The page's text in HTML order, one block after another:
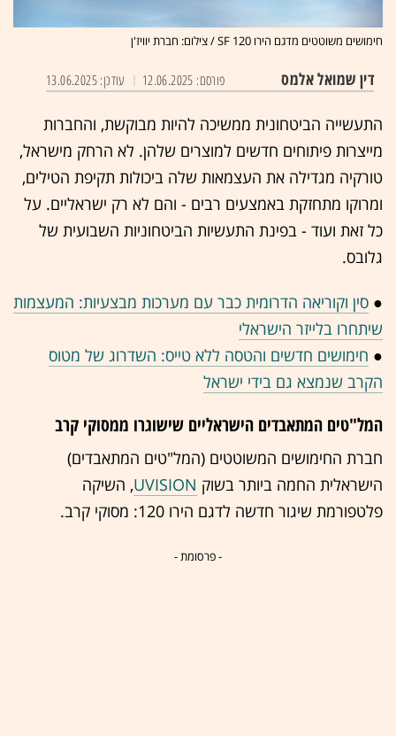
חימושים משוטטים מדגם הירו 120 SF / צילום: חברת יוויז'ן
דין שמואל אלמס עודכן: 13.06.2025 פורסם: 12.06.2025
התעשייה הביטחונית ממשיכה להיות מבוקשת, והחברות
מייצרות פיתוחים חדשים למוצרים שלהן. לא הרחק מישראל,
טורקיה מגדילה את העצמאות שלה ביכולות תקיפת הטילים,
ומרוקו מתחזקת באמצעים רבים - והם לא רק ישראליים. על
כל זאת ועוד - בפינת התעשיות הביטחוניות השבועית של
גלובס.
● סין וקוריאה הדרומית כבר עם מערכות מבצעיות: המעצמות
שיתחרו בלייזר הישראלי
● חימושים חדשים והטסה ללא טייס: השדרוג של מטוס
הקרב שנמצא גם בידי ישראל
המל"טים המתאבדים הישראליים שישוגרו ממסוקי קרב
חברת החימושים המשוטטים (המל"טים המתאבדים)
הישראלית החמה ביותר בשוק UVISION, השיקה
פלטפורמת שיגור חדשה לדגם הירו 120: מסוקי קרב.
- פרסומת -